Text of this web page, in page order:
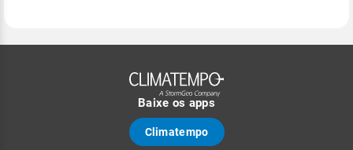
Baixe os apps
Climatempo